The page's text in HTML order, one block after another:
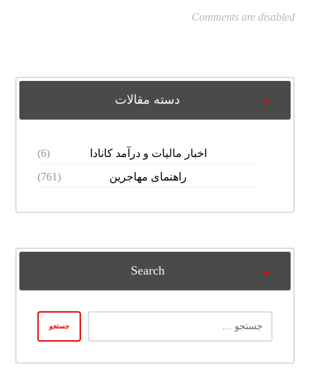
Comments are disabled
دسته مقالات
اخبار مالیات و درآمد کانادا
(6)
راهنمای مهاجرین
(761)
Search